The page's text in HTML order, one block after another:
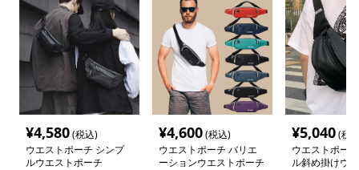
¥4,580(税込)
ウエストポーチ シンプ
ルウエストポーチ
¥4,600(税込)
ウエストポーチ バリエ
ーションウエストポーチ
¥5,040(税
ウエストポー
ル斜め掛けウ